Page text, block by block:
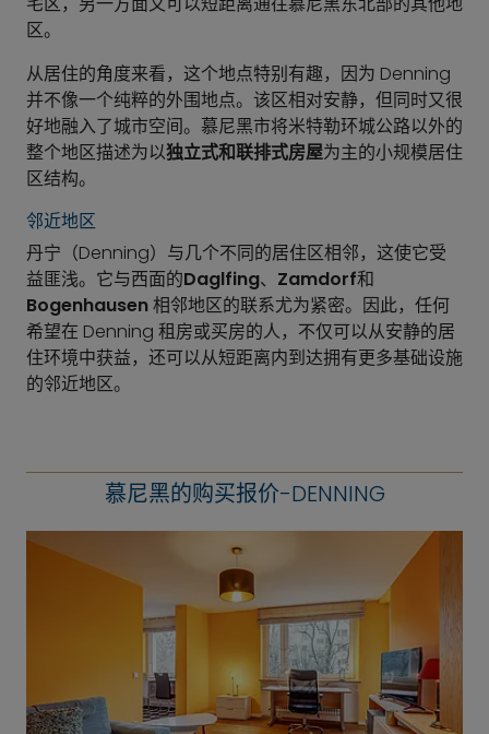
区。
从居住的角度来看，这个地点特别有趣，因为 Denning
并不像一个纯粹的外围地点。该区相对安静，但同时又很
好地融入了城市空间。慕尼黑市将米特勒环城公路以外的
整个地区描述为以独立式和联排式房屋为主的小规模居住
区结构。
邻近地区
丹宁（Denning）与几个不同的居住区相邻，这使它受
益匪浅。它与西面的Daglfing、 Zamdorf和
Bogenhausen相邻地区的联系尤为紧密。因此，任何
希望在 Denning 租房或买房的人，不仅可以从安静的居
住环境中获益，还可以从短距离内到达拥有更多基础设施
的邻近地区。
慕尼黑的购买报价-DENNING